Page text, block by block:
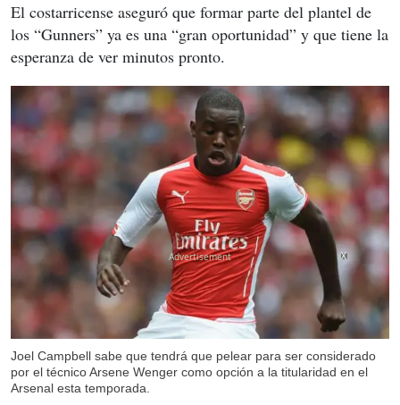
El costarricense aseguró que formar parte del plantel de
los “Gunners” ya es una “gran oportunidad” y que tiene la
esperanza de ver minutos pronto.
Joel Campbell sabe que tendrá que pelear para ser considerado
por el técnico Arsene Wenger como opción a la titularidad en el
Arsenal esta temporada.
X